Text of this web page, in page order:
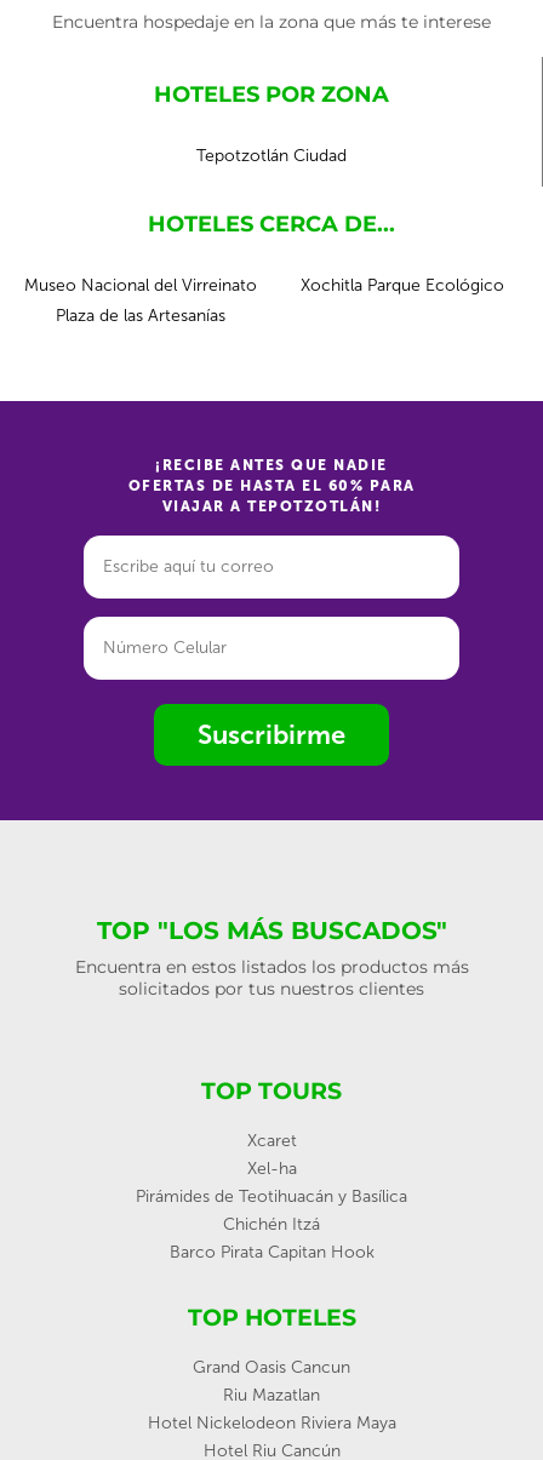
Encuentra hospedaje en la zona que más te interese
HOTELES POR ZONA
Tepotzotlán Ciudad
HOTELES CERCA DE...
Museo Nacional del Virreinato
Plaza de las Artesanías
Xochitla Parque Ecológico
¡RECIBE ANTES QUE NADIE
OFERTAS DE HASTA EL 60% PARA
VIAJAR A TEPOTZOTLÁN!
Suscribirme
TOP "LOS MÁS BUSCADOS"
Encuentra en estos listados los productos más
solicitados por tus nuestros clientes
TOP TOURS
Xcaret
Xel-ha
Pirámides de Teotihuacán y Basílica
Chichén Itzá
Barco Pirata Capitan Hook
TOP HOTELES
Grand Oasis Cancun
Riu Mazatlan
Hotel Nickelodeon Riviera Maya
Hotel Riu Cancún